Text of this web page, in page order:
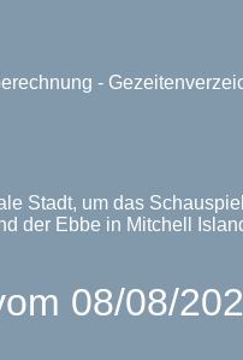
-
Stadt, um das
der Ebbe in Mitchell
08/08/